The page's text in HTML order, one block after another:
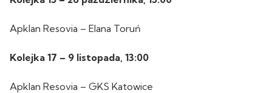
Apklan Resovia – Elana Toruń
Kolejka 17 – 9 listopada, 13:00
Apklan Resovia – GKS Katowice